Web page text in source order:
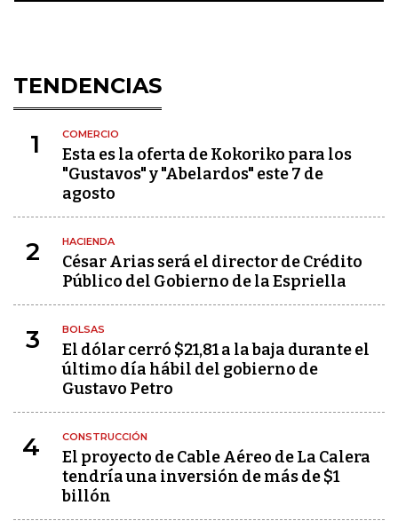
TENDENCIAS
1 COMERCIO
Esta es la oferta de Kokoriko para los
"Gustavos" y "Abelardos" este 7 de
agosto
2 HACIENDA
César Arias será el director de Crédito
Público del Gobierno de la Espriella
3 BOLSAS
El dólar cerró $21,81 a la baja durante el
último día hábil del gobierno de
Gustavo Petro
4 CONSTRUCCIÓN
El proyecto de Cable Aéreo de La Calera
tendría una inversión de más de $1
billón